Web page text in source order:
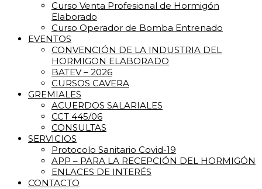
Curso Venta Profesional de Hormigón
Elaborado
Curso Operador de Bomba Entrenado
EVENTOS
CONVENCIÓN DE LA INDUSTRIA DEL
HORMIGON ELABORADO
BATEV – 2026
CURSOS CAVERA
GREMIALES
ACUERDOS SALARIALES
CCT 445/06
CONSULTAS
SERVICIOS
Protocolo Sanitario Covid-19
APP – PARA LA RECEPCIÓN DEL HORMIGÓN
ENLACES DE INTERÉS
CONTACTO